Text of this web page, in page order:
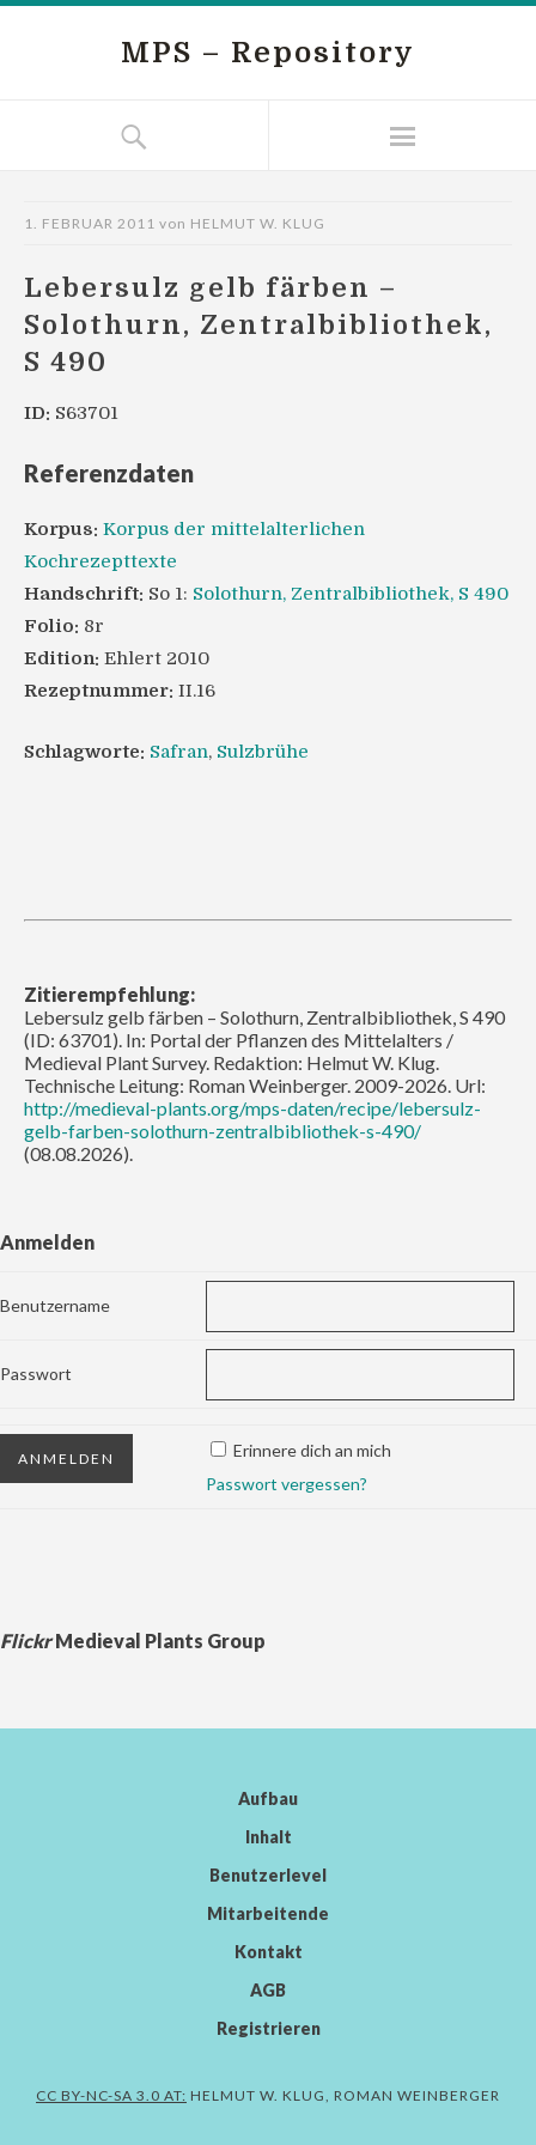
MPS – Repository
1. FEBRUAR 2011 von HELMUT W. KLUG
Lebersulz gelb färben –
Solothurn, Zentralbibliothek,
S 490
ID: S63701
Referenzdaten
Korpus: Korpus der mittelalterlichen
Kochrezepttexte
Handschrift: So 1: Solothurn, Zentralbibliothek, S 490
Folio: 8r
Edition: Ehlert 2010
Rezeptnummer: II.16
Schlagworte: Safran, Sulzbrühe
Zitierempfehlung:
Lebersulz gelb färben – Solothurn, Zentralbibliothek, S 490
(ID: 63701). In: Portal der Pflanzen des Mittelalters /
Medieval Plant Survey. Redaktion: Helmut W. Klug.
Technische Leitung: Roman Weinberger. 2009-2026. Url:
http://medieval-plants.org/mps-daten/recipe/lebersulz-
gelb-farben-solothurn-zentralbibliothek-s-490/
(08.08.2026).
Anmelden
Benutzername
Passwort
Erinnere dich an mich
Passwort vergessen?
FlickrMedieval Plants Group
Aufbau
Inhalt
Benutzerlevel
Mitarbeitende
Kontakt
AGB
Registrieren
CC BY-NC-SA 3.0 AT: HELMUT W. KLUG, ROMAN WEINBERGER